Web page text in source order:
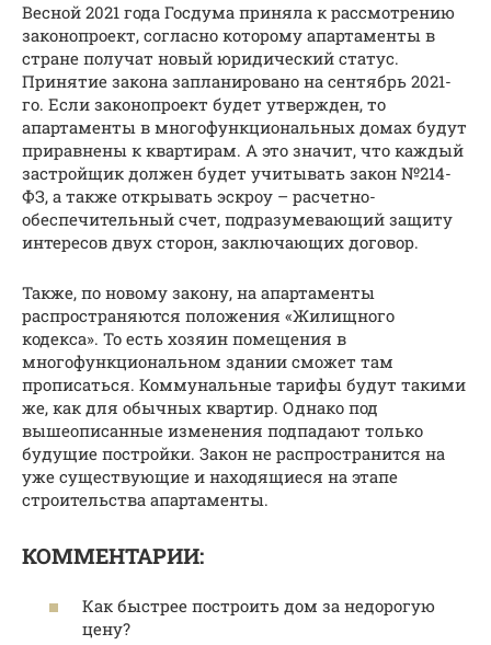
Весной 2021 года Госдума приняла к рассмотрению
законопроект, согласно которому апартаменты в
стране получат новый юридический статус.
Принятие закона запланировано на сентябрь 2021-
го. Если законопроект будет утвержден, то
апартаменты в многофункциональных домах будут
приравнены к квартирам. А это значит, что каждый
застройщик должен будет учитывать закон №214-
ФЗ, а также открывать эскроу – расчетно-
обеспечительный счет, подразумевающий защиту
интересов двух сторон, заключающих договор.
Также, по новому закону, на апартаменты
распространяются положения «Жилищного
кодекса». То есть хозяин помещения в
многофункциональном здании сможет там
прописаться. Коммунальные тарифы будут такими
же, как для обычных квартир. Однако под
вышеописанные изменения подпадают только
будущие постройки. Закон не распространится на
уже существующие и находящиеся на этапе
строительства апартаменты.
КОММЕНТАРИИ:
Как быстрее построить дом за недорогую
цену?